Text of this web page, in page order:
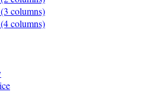
columns)
columns)